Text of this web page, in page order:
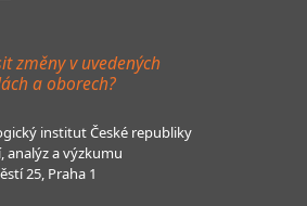
změny v uvedených
a oborech?
institut České republiky
analýz a výzkumu
25, Praha 1